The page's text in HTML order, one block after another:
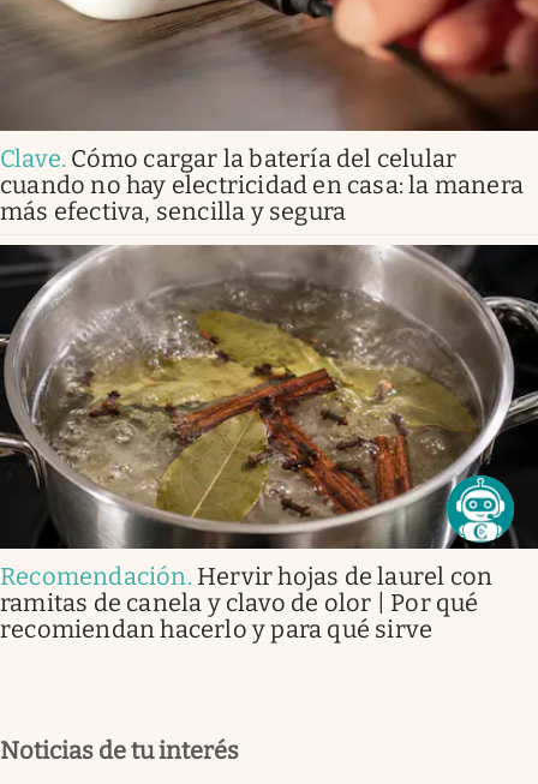
Clave. Cómo cargar la batería del celular
cuando no hay electricidad en casa: la manera
más efectiva, sencilla y segura
Recomendación. Hervir hojas de laurel con
ramitas de canela y clavo de olor | Por qué
recomiendan hacerlo y para qué sirve
Noticias de tu interés